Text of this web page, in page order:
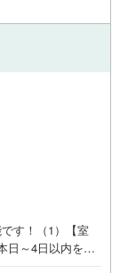
す！（1）【室
日～4日以内をご